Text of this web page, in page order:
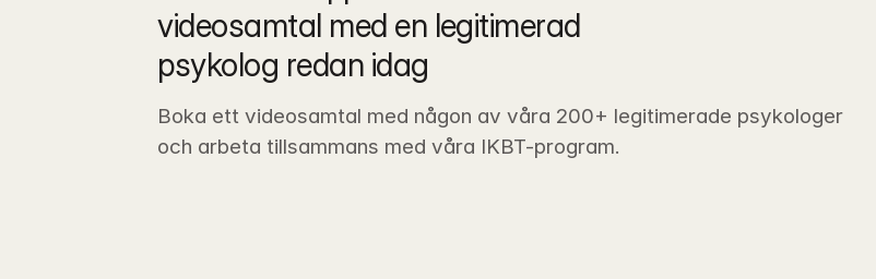
videosamtal med en legitimerad
psykolog redan idag
Boka ett videosamtal med någon av våra 200+ legitimerade psykologer
och arbeta tillsammans med våra IKBT-program.